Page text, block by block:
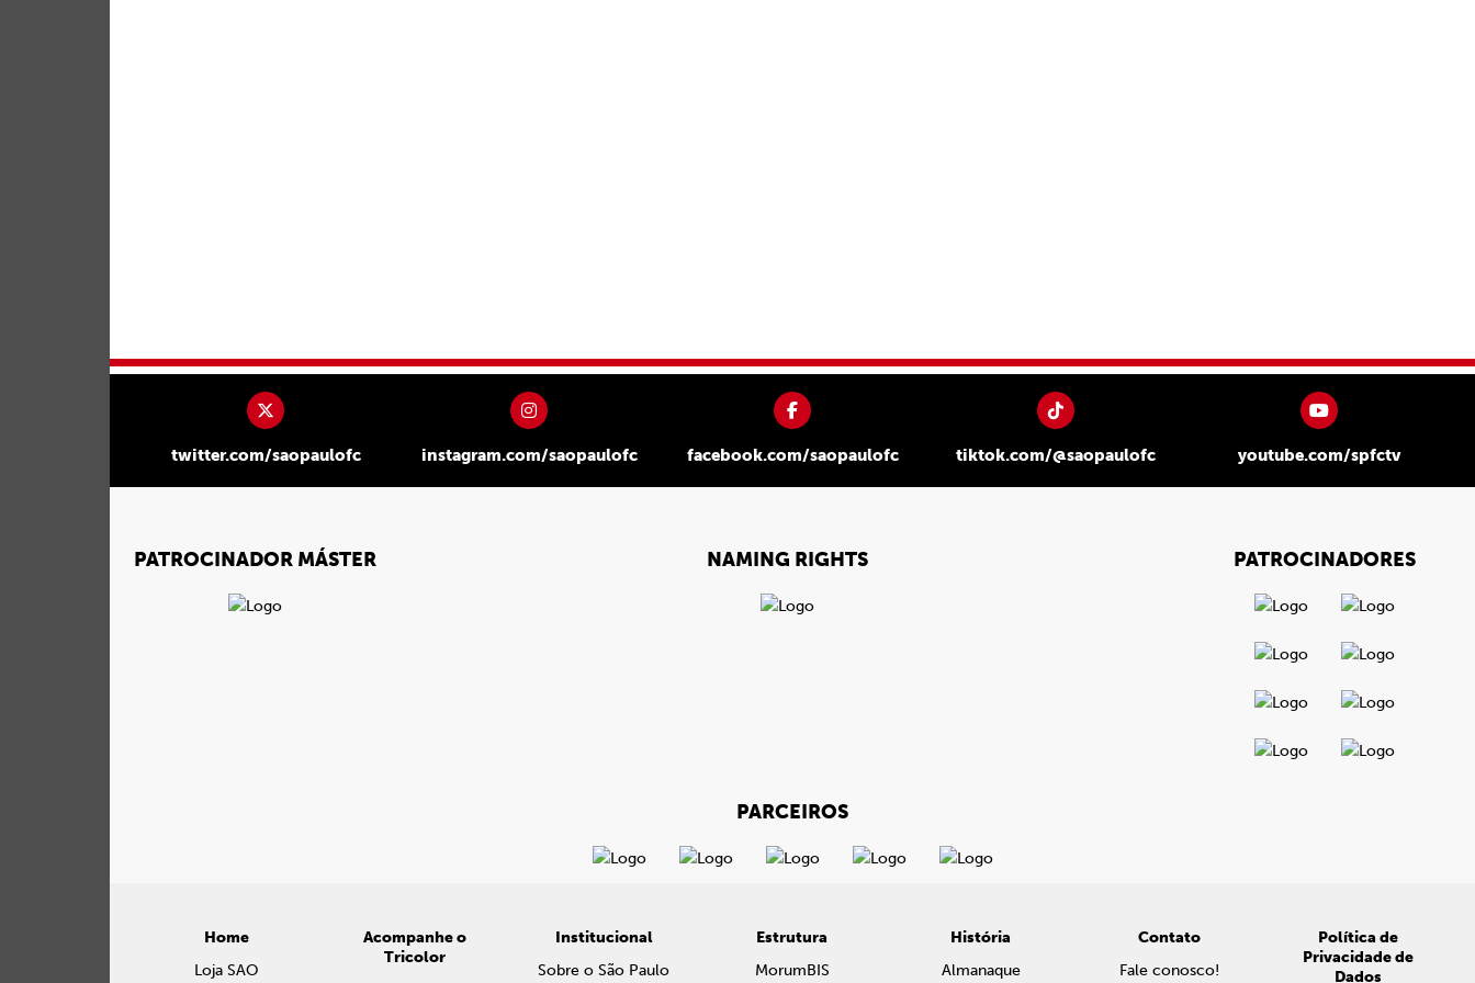
twitter.com/saopaulofc instagram.com/saopaulofc facebook.com/saopaulofc tiktok.com/@saopaulofc youtube.com/spfctv
PATROCINADOR MÁSTER NAMING RIGHTS PATROCINADORES
PARCEIROS
Home
Loja SAO
Acompanhe o
Tricolor
Institucional
Sobre o São Paulo
Estrutura
MorumBIS
História
Almanaque
Contato
Fale conosco!
Política de
Privacidade de
Dados